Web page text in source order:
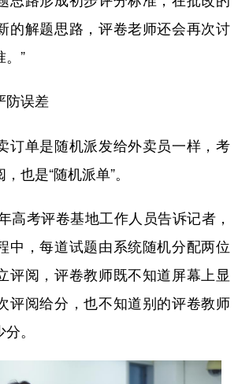
的解题思路，评卷老师还会再次讨
”
防误差
单是随机派发给外卖员一样，考
也是“随机派单”。
考评卷基地工作人员告诉记者，
中，每道试题由系统随机分配两位
评阅，评卷教师既不知道屏幕上显
评阅给分，也不知道别的评卷教师
。